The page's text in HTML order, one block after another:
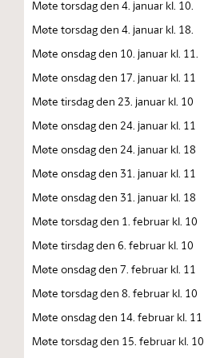
Møte torsdag den 4. januar kl. 10.
Møte torsdag den 4. januar kl. 18.
Møte onsdag den 10. januar kl. 11.
Møte onsdag den 17. januar kl. 11
Møte tirsdag den 23. januar kl. 10
Møte onsdag den 24. januar kl. 11
Møte onsdag den 24. januar kl. 18
Møte onsdag den 31. januar kl. 11
Møte onsdag den 31. januar kl. 18
Møte torsdag den 1. februar kl. 10
Møte tirsdag den 6. februar kl. 10
Møte onsdag den 7. februar kl. 11
Møte torsdag den 8. februar kl. 10
Møte onsdag den 14. februar kl. 11
Møte torsdag den 15. februar kl. 10